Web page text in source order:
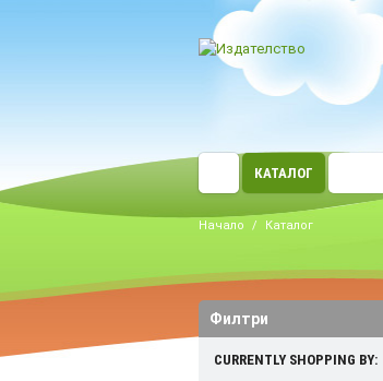
КАТАЛОГ
Начало / Каталог
Филтри
CURRENTLY SHOPPING BY: